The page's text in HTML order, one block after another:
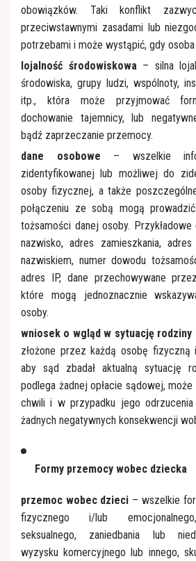
obowiązków. Taki konflikt
przeciwstawnymi zasadami lub
potrzebami i może wystąpić, gdy osoba
lojalność środowiskowa – silna
środowiska, grupy ludzi, wspólnoty,
itp., która może przyjmować
dochowanie tajemnicy, lub
bądź zaprzeczanie przemocy.
dane osobowe – wszelkie
zidentyfikowanej lub możliwej do
osoby fizycznej, a także
połączeniu ze sobą mogą
tożsamości danej osoby.
nazwisko, adres zamieszkania,
nazwiskiem, numer dowodu
adres IP, dane przechowywane
które mogą jednoznacznie
osoby.
wniosek o wgląd w sytuację rodziny
złożone przez każdą osobę
aby sąd zbadał aktualną sytuację
podlega żadnej opłacie sądowej,
chwili i w przypadku jego
żadnych negatywnych konsekwencji
Formy przemocy wobec dziecka
przemoc wobec dzieci – wszelkie
fizycznego i/lub
seksualnego, zaniedbania lub
wyzysku komercyjnego lub innego,